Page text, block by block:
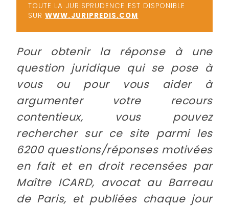
TOUTE LA JURISPRUDENCE EST DISPONIBLE
SURWWW.JURIPREDIS.COM
Pour obtenir la réponse à une
question juridique qui se pose à
vous ou pour vous aider à
argumenter votre recours
contentieux, vous pouvez
rechercher sur ce site parmi les
6200 questions/réponses motivées
en fait et en droit recensées par
Maître ICARD, avocat au Barreau
de Paris, et publiées chaque jour